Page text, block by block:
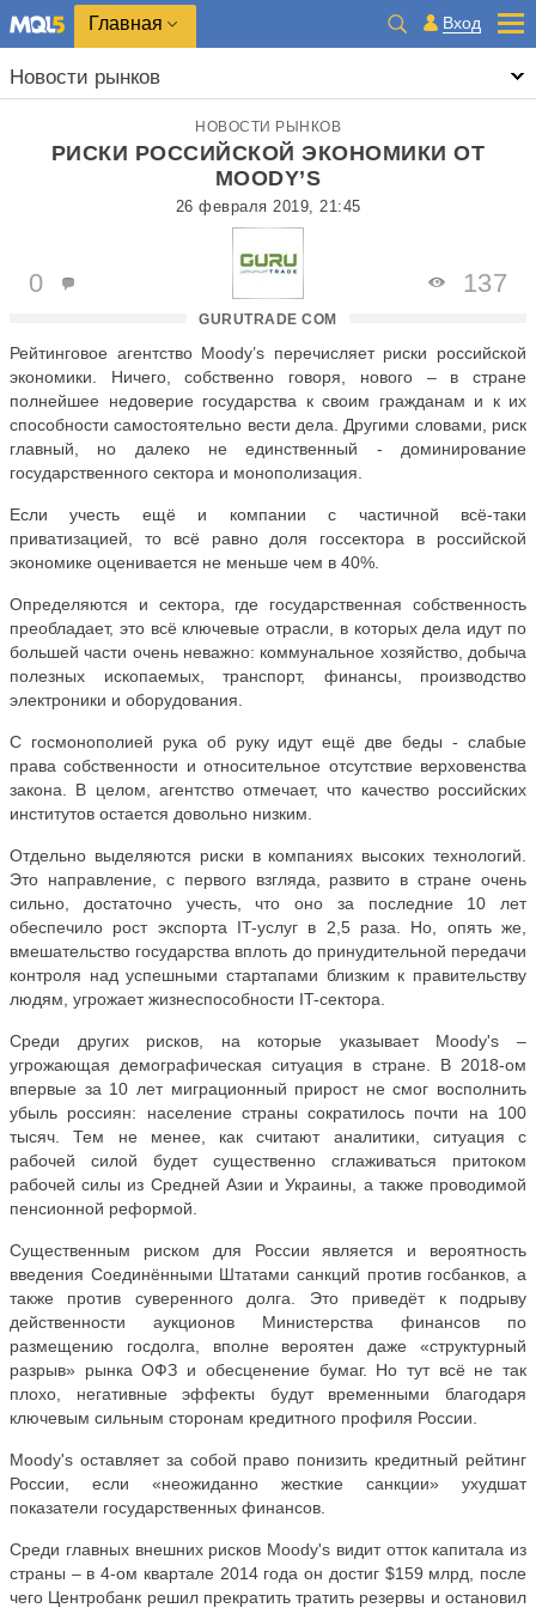
Главная Вход
Новости рынков
НОВОСТИ РЫНКОВ
РИСКИ РОССИЙСКОЙ ЭКОНОМИКИ ОТ
MOODY’S
26 февраля 2019, 21:45
GURUTRADE COM
0 137
Рейтинговое агентство Moody’s перечисляет риски российской
экономики. Ничего, собственно говоря, нового – в стране
полнейшее недоверие государства к своим гражданам и к их
способности самостоятельно вести дела. Другими словами, риск
главный, но далеко не единственный - доминирование
государственного сектора и монополизация.
Если учесть ещё и компании с частичной всё-таки
приватизацией, то всё равно доля госсектора в российской
экономике оценивается не меньше чем в 40%.
Определяются и сектора, где государственная собственность
преобладает, это всё ключевые отрасли, в которых дела идут по
большей части очень неважно: коммунальное хозяйство, добыча
полезных ископаемых, транспорт, финансы, производство
электроники и оборудования.
С госмонополией рука об руку идут ещё две беды - слабые
права собственности и относительное отсутствие верховенства
закона. В целом, агентство отмечает, что качество российских
институтов остается довольно низким.
Отдельно выделяются риски в компаниях высоких технологий.
Это направление, с первого взгляда, развито в стране очень
сильно, достаточно учесть, что оно за последние 10 лет
обеспечило рост экспорта IT-услуг в 2,5 раза. Но, опять же,
вмешательство государства вплоть до принудительной передачи
контроля над успешными стартапами близким к правительству
людям, угрожает жизнеспособности IT-сектора.
Среди других рисков, на которые указывает Moody's –
угрожающая демографическая ситуация в стране. В 2018-ом
впервые за 10 лет миграционный прирост не смог восполнить
убыль россиян: население страны сократилось почти на 100
тысяч. Тем не менее, как считают аналитики, ситуация с
рабочей силой будет существенно сглаживаться притоком
рабочей силы из Средней Азии и Украины, а также проводимой
пенсионной реформой.
Существенным риском для России является и вероятность
введения Соединёнными Штатами санкций против госбанков, а
также против суверенного долга. Это приведёт к подрыву
действенности аукционов Министерства финансов по
размещению госдолга, вполне вероятен даже «структурный
разрыв» рынка ОФЗ и обесценение бумаг. Но тут всё не так
плохо, негативные эффекты будут временными благодаря
ключевым сильным сторонам кредитного профиля России.
Moody's оставляет за собой право понизить кредитный рейтинг
России, если «неожиданно жесткие санкции» ухудшат
показатели государственных финансов.
Среди главных внешних рисков Moody's видит отток капитала из
страны – в 4-ом квартале 2014 года он достиг $159 млрд, после
чего Центробанк решил прекратить тратить резервы и остановил